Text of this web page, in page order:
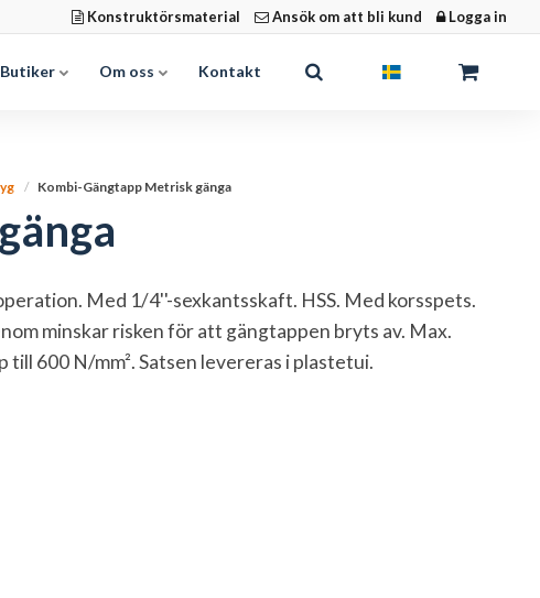
Konstruktörsmaterial Ansök om att bli kund Logga in
Butiker Om oss Kontakt
Kombi-Gängtapp Metrisk gänga
Med 1/4''-sexkantsskaft. HSS. Med korsspets.
minskar risken för att gängtappen bryts av. Max.
600 N/mm². Satsen levereras i plastetui.